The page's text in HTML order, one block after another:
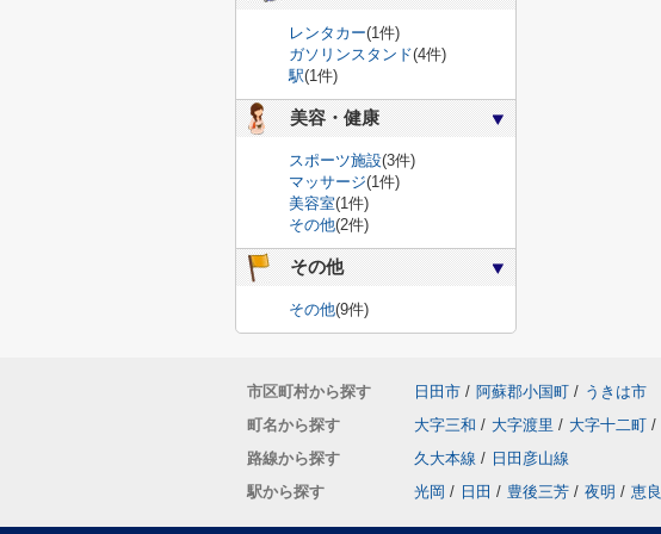
レンタカー(1件)
ガソリンスタンド(4件)
駅(1件)
美容・健康
スポーツ施設(3件)
マッサージ(1件)
美容室(1件)
その他(2件)
その他
その他(9件)
市区町村から探す 日田市 / 阿蘇郡小国町 / うきは市
町名から探す
大字三和 / 大字渡里 / 大字十二町 /
路線から探す
久大本線 / 日田彦山線
駅から探す
光岡 / 日田 / 豊後三芳 / 夜明 / 恵良